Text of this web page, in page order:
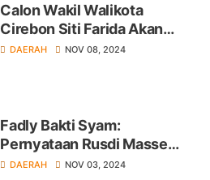
Calon Wakil Walikota
Cirebon Siti Farida Akan
Perbaiki Tata Kota Cirebon
DAERAH NOV 08, 2024
Fadly Bakti Syam:
Pernyataan Rusdi Masse
Berbahaya dan Merusak
DAERAH NOV 03, 2024